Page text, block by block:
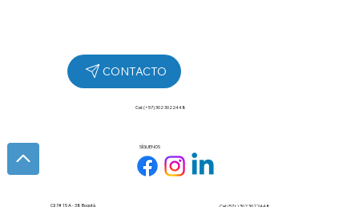
SÍGUENOS
Cel: (+57) 302 3022448
Cll 7# 15 A - 38 Bogotá Cel: (57+) 302 3022448